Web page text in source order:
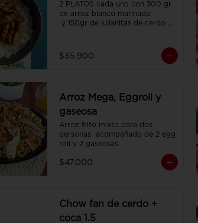
2 PLATOS cada uno con 300 gr
de arroz blanco marinado
y 150gr de julianitas de cerdo
$35.900
Arroz Mega, Eggroll y
gaseosa
Arroz frito mixto para dos
personas  acompañado de 2 egg
roll y 2 gaseosas.
$47.000
Chow fan de cerdo +
coca 1.5